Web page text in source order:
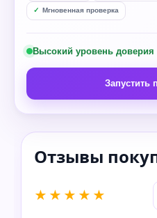
Мгновенная проверка
Высокий уровень доверия
Запустить
★★★★★